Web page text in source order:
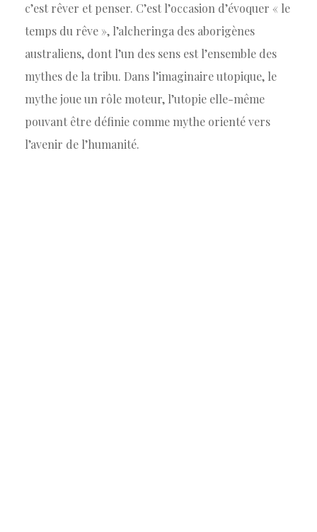
c’est rêver et penser. C’est l’occasion d’évoquer « le
temps du rêve », l’alcheringa des aborigènes
australiens, dont l’un des sens est l’ensemble des
mythes de la tribu. Dans l’imaginaire utopique, le
mythe joue un rôle moteur, l’utopie elle-même
pouvant être définie comme mythe orienté vers
l’avenir de l’humanité.